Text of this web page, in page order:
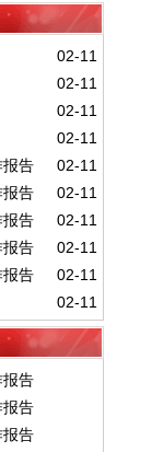
02-11
02-11
02-11
02-11
02-11
告
02-11
告
02-11
告
02-11
告
02-11
告
02-11
告
告
告